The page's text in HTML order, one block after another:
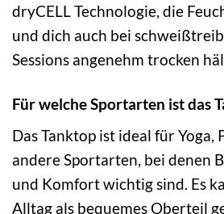
dryCELL Technologie, die
und dich auch bei
Sessions angenehm trocken
Für welche Sportarten ist das
Das Tanktop ist ideal für Yoga,
andere Sportarten, bei denen
und Komfort wichtig sind. Es
Alltag als bequemes Oberteil